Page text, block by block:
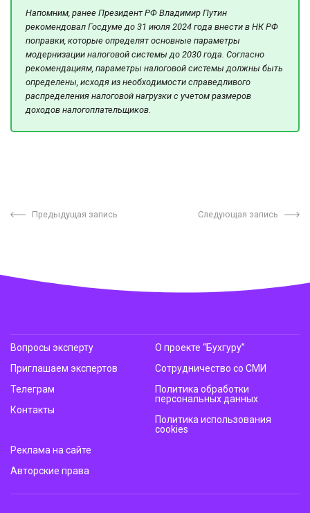
Напомним, ранее Президент РФ Владимир Путин
рекомендовал Госдуме до 31 июля 2024 года внести в НК РФ
поправки, которые определят основные параметры
модернизации налоговой системы до 2030 года. Согласно
рекомендациям, параметры налоговой системы должны быть
определены, исходя из необходимости справедливого
распределения налоговой нагрузки с учетом размеров
доходов налогоплательщиков.
Предыдущая запись Следующая запись
Вопросы эксперту
Приглашаем экспертов
Телеграм
Контакты
О проекте “Бухгуру”
Сотрудничество со СМИ
Политика обработки
персональных данных
Политика использования
cookies
Реклама на сайте
Авторские права